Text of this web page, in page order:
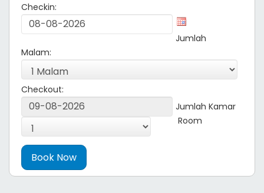
Checkin:
Jumlah
Malam:
Checkout:
Jumlah Kamar
Room